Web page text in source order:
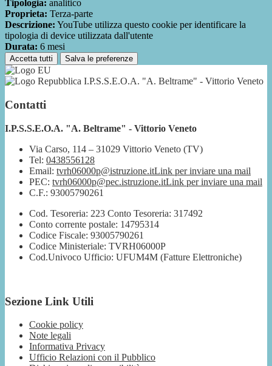
Tipologia: analitico
Proprieta: Terza-parte
Descrizione: YouTube utilizza questo cookie per identificare la
tipologia di device utilizzata dall'utente
Durata: 6 mesi
Accetta tutti Salva le preferenze
I.P.S.S.E.O.A. "A. Beltrame" - Vittorio Veneto
Contatti
I.P.S.S.E.O.A. "A. Beltrame" - Vittorio Veneto
Via Carso, 114 – 31029 Vittorio Veneto (TV)
Tel: 0438556128
Email: tvrh06000p@istruzione.itLink per inviare una mail
PEC: tvrh06000p@pec.istruzione.itLink per inviare una mail
C.F.: 93005790261
Cod. Tesoreria: 223 Conto Tesoreria: 317492
Conto corrente postale: 14795314
Codice Fiscale: 93005790261
Codice Ministeriale: TVRH06000P
Cod.Univoco Ufficio: UFUM4M (Fatture Elettroniche)
Sezione Link Utili
Cookie policy
Note legali
Informativa Privacy
Ufficio Relazioni con il Pubblico